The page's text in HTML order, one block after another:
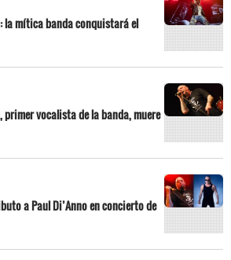
la mítica banda conquistará el
primer vocalista de la banda, muere
a Paul Di’Anno en concierto de